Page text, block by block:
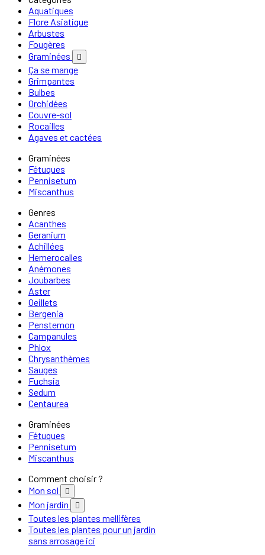
Aquatiques
Flore Asiatique
Arbustes
Fougères
Graminées

Ça se mange
Grimpantes
Bulbes
Orchidées
Couvre-sol
Rocailles
Agaves et cactées
Graminées
Fétuques
Pennisetum
Miscanthus
Genres
Acanthes
Geranium
Achillées
Hemerocalles
Anémones
Joubarbes
Aster
Oeillets
Bergenia
Penstemon
Campanules
Phlox
Chrysanthèmes
Sauges
Fuchsia
Sedum
Centaurea
Graminées
Fétuques
Pennisetum
Miscanthus
Comment choisir ?
Mon sol

Mon jardin 
Toutes les plantes mellifères
Toutes les plantes pour un jardin
sans arrosage ici